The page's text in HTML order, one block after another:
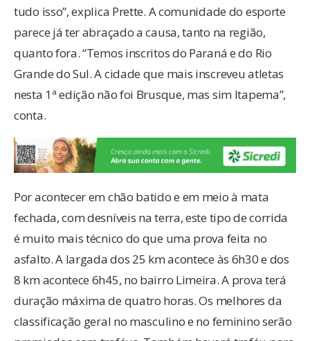
tudo isso”, explica Prette. A comunidade do esporte
parece já ter abraçado a causa, tanto na região,
quanto fora. “Temos inscritos do Paraná e do Rio
Grande do Sul. A cidade que mais inscreveu atletas
nesta 1ª edição não foi Brusque, mas sim Itapema”,
conta.
Por acontecer em chão batido e em meio à mata
fechada, com desníveis na terra, este tipo de corrida
é muito mais técnico do que uma prova feita no
asfalto. A largada dos 25 km acontece às 6h30 e dos
8 km acontece 6h45, no bairro Limeira. A prova terá
duração máxima de quatro horas. Os melhores da
classificação geral no masculino e no feminino serão